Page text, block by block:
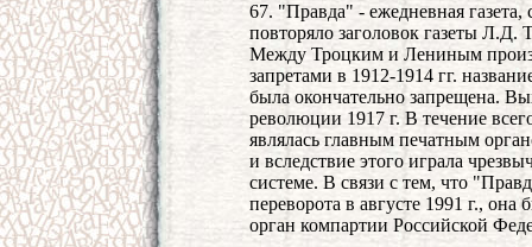
67. "Правда" - ежедневная
повторяло заголовок газеты
Между Троцким и Лениным
запретами в 1912-1914 гг.
была окончательно запрещена.
революции 1917 г. В течение
являлась главным печатным
и вследствие этого играла
системе. В связи с тем, что
переворота в августе 1991 г.,
орган компартии Российской